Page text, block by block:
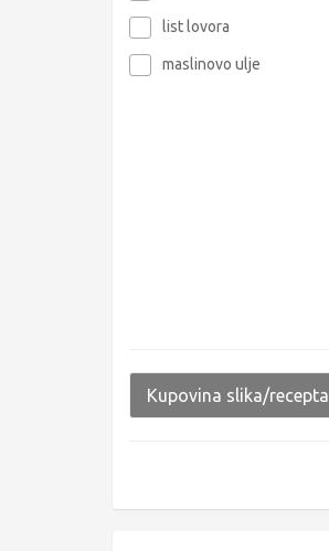
list lovora
maslinovo ulje
Kupovina slika/recepta